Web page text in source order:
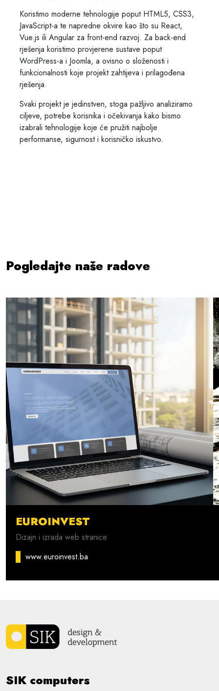
Koristimo moderne tehnologije poput HTML5, CSS3,
JavaScript-a te napredne okvire kao što su React,
Vue.js ili Angular za front-end razvoj. Za back-end
rješenja koristimo provjerene sustave poput
WordPress-a i Joomla, a ovisno o složenosti i
funkcionalnosti koje projekt zahtijeva i prilagođena
rješenja.
Svaki projekt je jedinstven, stoga pažljivo analiziramo
ciljeve, potrebe korisnika i očekivanja kako bismo
izabrali tehnologije koje će pružiti najbolje
performanse, sigurnost i korisničko iskustvo.
Pogledajte naše radove
EUROINVEST
Dizajn i izrada web stranice
www.euroinvest.ba
SIK computers